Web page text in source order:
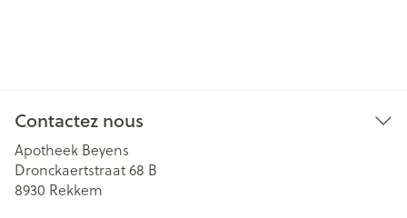
Contactez nous
Apotheek Beyens
Dronckaertstraat 68 B
8930 Rekkem